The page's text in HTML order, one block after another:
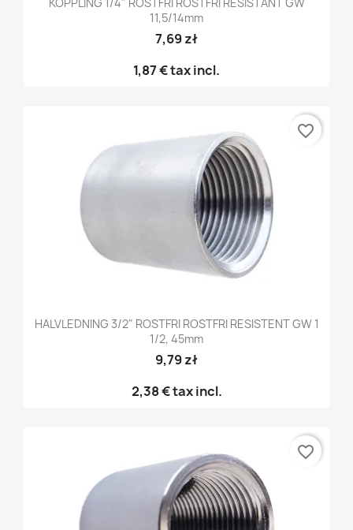
11,5/14mm
7,69 zł
1,87 €tax incl.
HALVLEDNING 3/2" ROSTFRI ROSTFRI RESISTENT GW 1
1/2, 45mm
9,79 zł
2,38 €tax incl.
favorite_border
favorite_border